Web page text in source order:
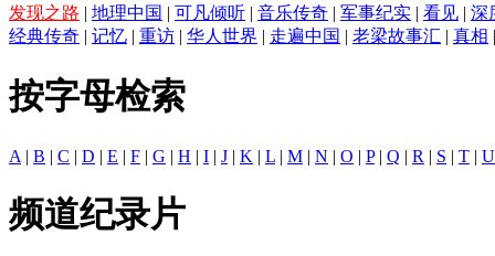
发现之路 | 地理中国 | 可凡倾听 | 音乐传奇 | 军事纪实 | 看见 | 深
经典传奇 | 记忆 | 重访 | 华人世界 | 走遍中国 | 老梁故事汇 | 真相
按字母检索
A | B | C | D | E | F | G | H | I | J | K | L | M | N | O | P| Q | R | S | T | U
频道纪录片